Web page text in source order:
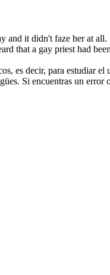
and it didn't faze her at all.
that a gay priest had
es decir, para estudiar
Si encuentras un